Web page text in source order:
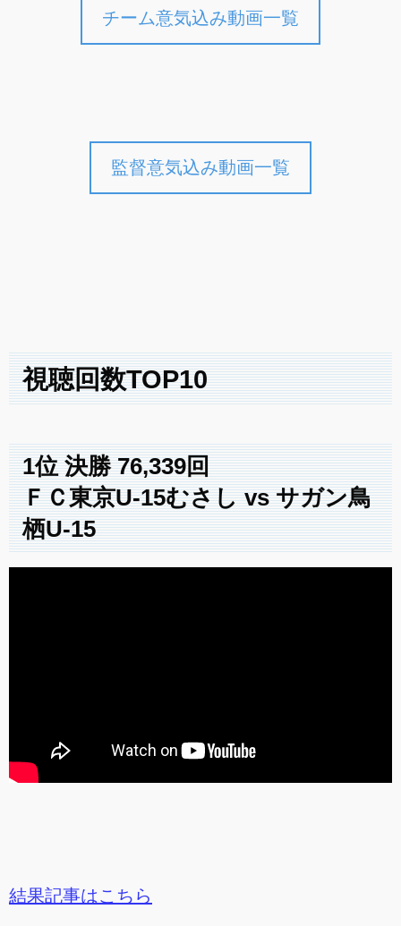
チーム意気込み動画一覧
監督意気込み動画一覧
視聴回数TOP10
1位 決勝76,339回
ＦＣ東京U-15むさし vs サガン鳥
栖U-15
結果記事はこちら